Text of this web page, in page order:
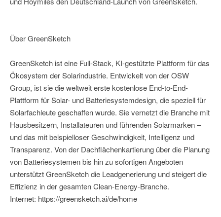
Über GreenSketch
GreenSketch ist eine Full-Stack, KI-gestützte Plattform für das
Ökosystem der Solarindustrie. Entwickelt von der OSW
Group, ist sie die weltweit erste kostenlose End-to-End-
Plattform für Solar- und Batteriesystemdesign, die speziell für
Solarfachleute geschaffen wurde. Sie vernetzt die Branche mit
Hausbesitzern, Installateuren und führenden Solarmarken –
und das mit beispielloser Geschwindigkeit, Intelligenz und
Transparenz. Von der Dachflächenkartierung über die Planung
von Batteriesystemen bis hin zu sofortigen Angeboten
unterstützt GreenSketch die Leadgenerierung und steigert die
Effizienz in der gesamten Clean-Energy-Branche.
Internet: https://greensketch.ai/de/home